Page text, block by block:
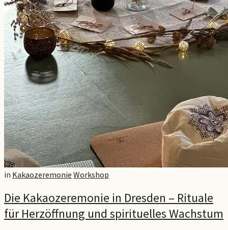
in Kakaozeremonie Workshop
Die Kakaozeremonie in Dresden – Rituale
für Herzöffnung und spirituelles Wachstum